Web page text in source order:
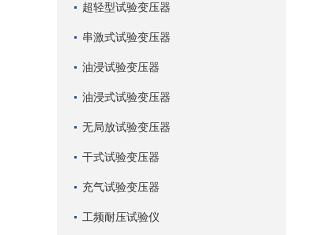
超轻型试验变压器
串激式试验变压器
油浸试验变压器
油浸式试验变压器
无局放试验变压器
干式试验变压器
充气试验变压器
工频耐压试验仪